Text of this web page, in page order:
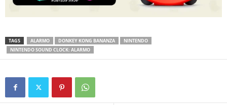
TAGS ALARMO DONKEY KONG BANANZA
NINTENDO
NINTENDO SOUND CLOCK: ALARMO